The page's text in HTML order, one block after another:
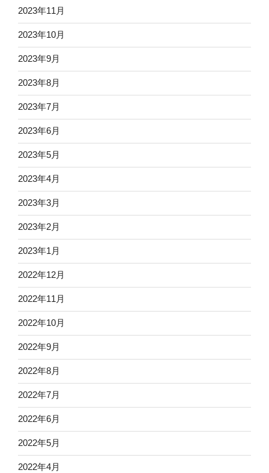
2023年11月
2023年10月
2023年9月
2023年8月
2023年7月
2023年6月
2023年5月
2023年4月
2023年3月
2023年2月
2023年1月
2022年12月
2022年11月
2022年10月
2022年9月
2022年8月
2022年7月
2022年6月
2022年5月
2022年4月